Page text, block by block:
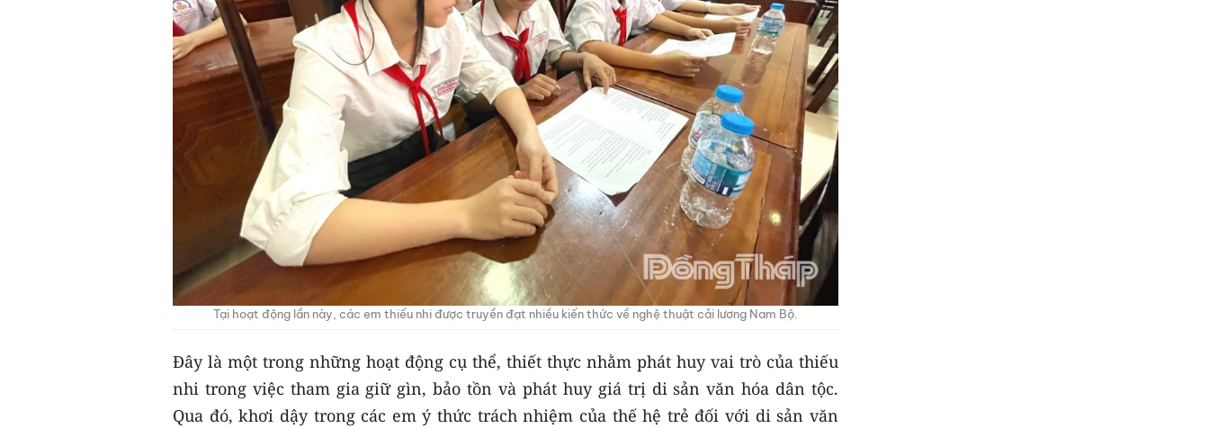
Tại hoạt động lần này, các em thiếu nhi được truyền đạt nhiều kiến thức về nghệ thuật cải lương Nam Bộ.
Đây là một trong những hoạt động cụ thể, thiết thực nhằm phát huy vai trò của thiếu
nhi trong việc tham gia giữ gìn, bảo tồn và phát huy giá trị di sản văn hóa dân tộc.
Qua đó, khơi dậy trong các em ý thức trách nhiệm của thế hệ trẻ đối với di sản văn